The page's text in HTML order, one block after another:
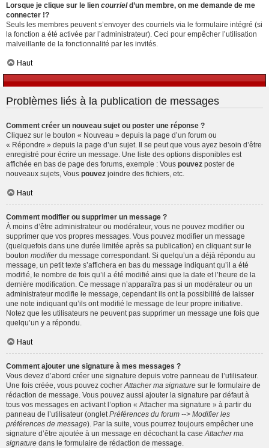
Lorsque je clique sur le lien courrield’un membre, on me demande de me
connecter !?
Seuls les membres peuvent s’envoyer des courriels via le formulaire intégré (si
la fonction a été activée par l’administrateur). Ceci pour empêcher l’utilisation
malveillante de la fonctionnalité par les invités.
Haut
Problèmes liés à la publication de messages
Comment créer un nouveau sujet ou poster une réponse ?
Cliquez sur le bouton « Nouveau » depuis la page d’un forum ou
« Répondre » depuis la page d’un sujet. Il se peut que vous ayez besoin d’être
enregistré pour écrire un message. Une liste des options disponibles est
affichée en bas de page des forums, exemple : Vous pouvez poster de
nouveaux sujets, Vous pouvez joindre des fichiers, etc.
Haut
Comment modifier ou supprimer un message ?
À moins d’être administrateur ou modérateur, vous ne pouvez modifier ou
supprimer que vos propres messages. Vous pouvez modifier un message
(quelquefois dans une durée limitée après sa publication) en cliquant sur le
bouton modifierdu message correspondant. Si quelqu’un a déjà répondu au
message, un petit texte s’affichera en bas du message indiquant qu’il a été
modifié, le nombre de fois qu’il a été modifié ainsi que la date et l’heure de la
dernière modification. Ce message n’apparaîtra pas si un modérateur ou un
administrateur modifie le message, cependant ils ont la possibilité de laisser
une note indiquant qu’ils ont modifié le message de leur propre initiative.
Notez que les utilisateurs ne peuvent pas supprimer un message une fois que
quelqu’un y a répondu.
Haut
Comment ajouter une signature à mes messages ?
Vous devez d’abord créer une signature depuis votre panneau de l’utilisateur.
Une fois créée, vous pouvez cocher Attacher ma signature sur le formulaire de
rédaction de message. Vous pouvez aussi ajouter la signature par défaut à
tous vos messages en activant l’option « Attacher ma signature » à partir du
panneau de l’utilisateur (onglet Préférences du forum --> Modifier les
préférences de message). Par la suite, vous pourrez toujours empêcher une
signature d’être ajoutée à un message en décochant la case Attacher ma
signature dans le formulaire de rédaction de message.